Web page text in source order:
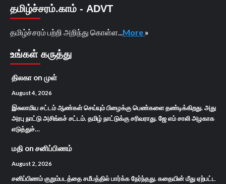
தமிழ்ச்சரம்.காம் - ADVT
தமிழ்ச்சரம் பற்றி அறிந்து கொள்ள... More »
உங்கள் கருத்து
திலகா on முள்
August 4, 2026
இசுலாமிய சட்டம் ஆண்கள் செய்யும் பிழைக்கு பெண்களை தண்டிக்கிறது. அது
அரபு நாட்டு அசிங்கச் சட்டம். தமிழ் நாட்டுக்கு சரிவராது. ஜே எம் சாலி அழகாக
எடுத்துச்…
மதி on சனிப்பிணம்
August 2, 2026
சனிப்பிணம் குறும்படத்தை சமீபத்தில் பார்க்க நேர்ந்தது. கதையின் மீது ஏற்பட்ட